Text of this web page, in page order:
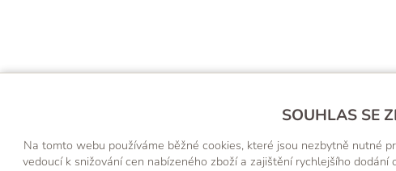
SOUHLAS SE
Na tomto webu používáme běžné cookies, které jsou nezbytně nutné
vedoucí k snižování cen nabízeného zboží a zajištění rychlejšího